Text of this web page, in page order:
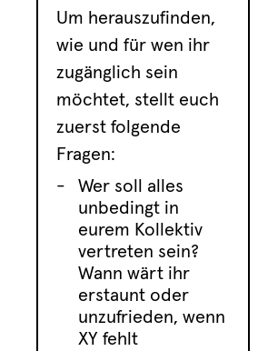
Um herauszufinden,
wie und für wen ihr
zugänglich sein
möchtet, stellt euch
zuerst folgende
Fragen:
Wer soll alles
unbedingt in
eurem Kollektiv
vertreten sein?
Wann wärt ihr
erstaunt oder
unzufrieden, wenn
XY fehlt